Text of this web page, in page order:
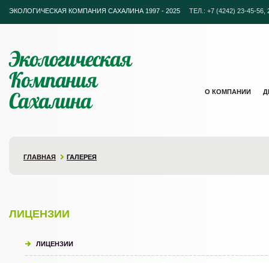
ЭКОЛОГИЧЕСКАЯ КОМПАНИЯ САХАЛИНА 1997 - 2025 ТЕЛ.: +7 (4242) 23-45-56,
О КОМПАНИИ
Экологическая
Компания
Сахалина
ГЛАВНАЯ ГАЛЕРЕЯ
ЛИЦЕНЗИИ
ЛИЦЕНЗИИ